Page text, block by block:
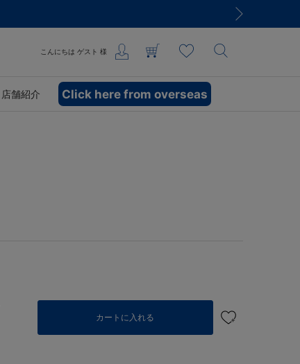
こんにちは ゲスト 様
店舗紹介 Click here from overseas
カートに入れる